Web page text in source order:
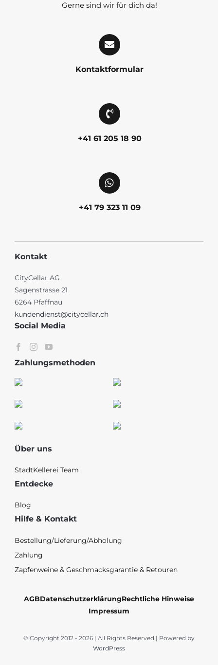
Gerne sind wir für dich da!
Kontaktformular
+41 61 205 18 90
+41 79 323 11 09
Kontakt
CityCellar AG
Sagenstrasse 21
6264 Pfaffnau
kundendienst@citycellar.ch
Social Media
Zahlungsmethoden
Über uns
StadtKellerei Team
Entdecke
Blog
Hilfe & Kontakt
Bestellung/Lieferung/Abholung
Zahlung
Zapfenweine & Geschmacksgarantie & Retouren
AGBDatenschutzerklärungRechtliche Hinweise
Impressum
© Copyright 2012 - 2026 | All Rights Reserved | Powered by
WordPress